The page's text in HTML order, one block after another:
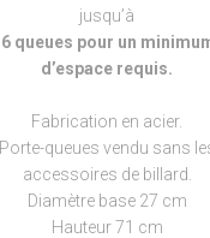
jusqu’à
6 queues pour un
d’espace requis.
Fabrication en acier.
Porte-queues vendu sans
accessoires de billard.
Diamètre base 27 cm
Hauteur 71 cm